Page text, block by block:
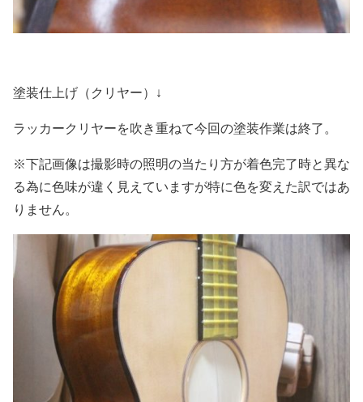
塗装仕上げ（クリヤー）↓
ラッカークリヤーを吹き重ねて今回の塗装作業は終了。
※下記画像は撮影時の照明の当たり方が着色完了時と異な
る為に色味が違く見えていますが特に色を変えた訳ではあ
りません。